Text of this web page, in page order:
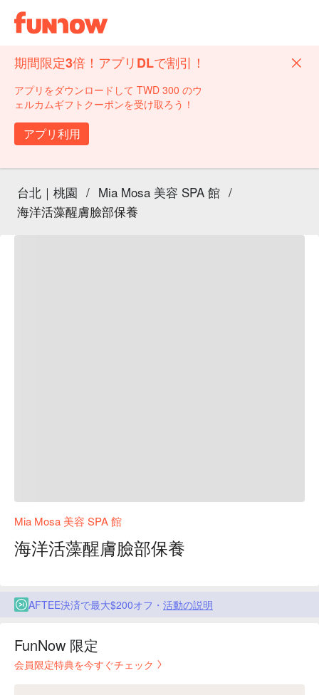
期間限定3倍！アプリDLで割引！
アプリをダウンロードして TWD 300 のウ
ェルカムギフトクーポンを受け取ろう！
アプリ利用
台北｜桃園 / Mia Mosa 美容 SPA 館 /
海洋活藻醒膚臉部保養
Mia Mosa 美容 SPA 館
海洋活藻醒膚臉部保養
AFTEE決済で最大$200オフ・ 活動の説明
FunNow 限定
会員限定特典を今すぐチェック